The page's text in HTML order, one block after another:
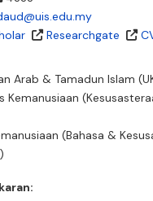
Researchgate
Arab & Tamadun Islam
Kemanusiaan
(Bahasa &